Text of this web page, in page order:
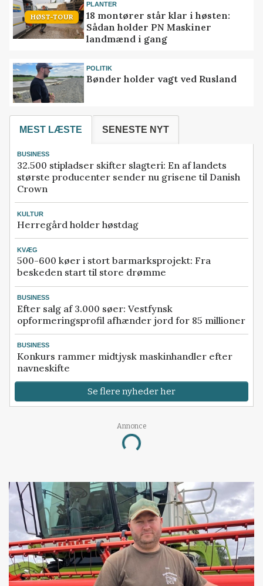
HØST-TOUR
PLANTER
18 montører står klar i høsten:
Sådan holder PN Maskiner
landmænd i gang
POLITIK
Bønder holder vagt ved Rusland
MEST LÆSTE SENESTE NYT
BUSINESS
32.500 stipladser skifter slagteri: En af landets
største producenter sender nu grisene til Danish
Crown
KULTUR
Herregård holder høstdag
KVÆG
500-600 køer i stort barmarksprojekt: Fra
beskeden start til store drømme
BUSINESS
Efter salg af 3.000 søer: Vestfynsk
opformeringsprofil afhænder jord for 85 millioner
BUSINESS
Konkurs rammer midtjysk maskinhandler efter
navneskifte
Se flere nyheder her
Annonce
Loading...